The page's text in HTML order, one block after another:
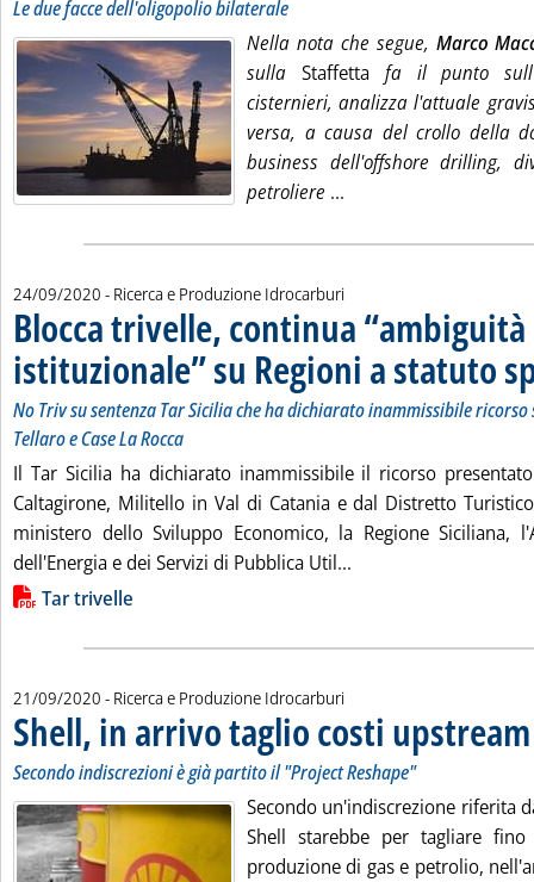
Le due facce dell'oligopolio bilaterale
Nella nota che segue, Marco
sulla Staffettafa il punto
cisternieri, analizza l'attuale
versa, a causa del crollo della
business dell'offshore drilling,
petroliere ...
24/09/2020 - Ricerca e Produzione Idrocarburi
Blocca trivelle, continua “ambiguità
istituzionale” su Regioni a statuto
No Triv su sentenza Tar Sicilia che ha dichiarato inammissibile ricorso
Tellaro e Case La Rocca
Il Tar Sicilia ha dichiarato inammissibile il ricorso
Caltagirone, Militello in Val di Catania e dal Distretto
ministero dello Sviluppo Economico, la Regione Siciliana,
dell'Energia e dei Servizi di Pubblica Util...
Lista allegati PDF alla notizia
Tar trivelle
21/09/2020 - Ricerca e Produzione Idrocarburi
Shell, in arrivo taglio costi
Secondo indiscrezioni è già partito il "Project Reshape"
Secondo un'indiscrezione riferita
Shell starebbe per tagliare
produzione di gas e petrolio,